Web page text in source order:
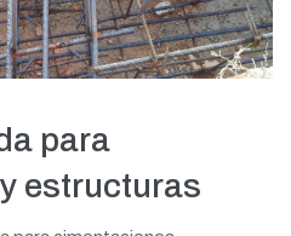
para
estructuras